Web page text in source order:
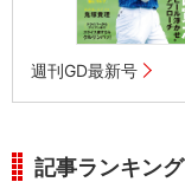
週刊GD最新号
記事ランキング